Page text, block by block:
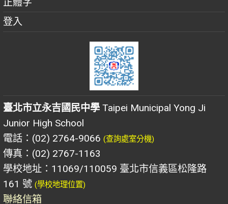
登入
臺北市立永吉國民中學 Taipei Municipal Yong Ji
Junior High School
電話：(02) 2764-9066 (查詢處室分機)
傳真：(02) 2767-1163
學校地址：11069/110059 臺北市信義區松隆路
161 號 (學校地理位置)
聯絡信箱